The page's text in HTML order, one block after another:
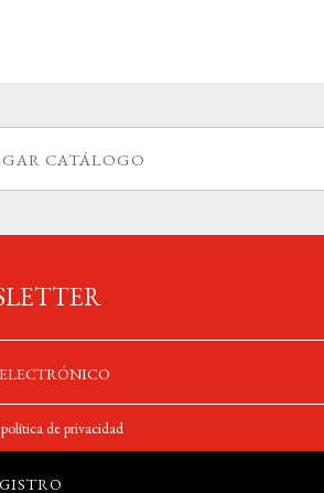
CATÁLOGO
política de privacidad